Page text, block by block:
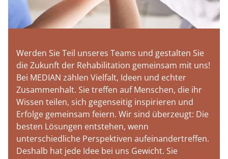
Werden Sie Teil unseres Teams und gestalten Sie
die Zukunft der Rehabilitation gemeinsam mit uns!
Bei MEDIAN zählen Vielfalt, Ideen und echter
Zusammenhalt. Sie treffen auf Menschen, die ihr
Wissen teilen, sich gegenseitig inspirieren und
Erfolge gemeinsam feiern. Wir sind überzeugt: Die
besten Lösungen entstehen, wenn
unterschiedliche Perspektiven aufeinandertreffen.
Deshalb hat jede Idee bei uns Gewicht. Sie